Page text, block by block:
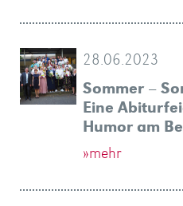
28.06.2023
Sommer –
Eine
Humor am
»mehr